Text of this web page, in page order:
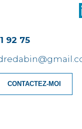
92 75
CONTACTEZ-MOI